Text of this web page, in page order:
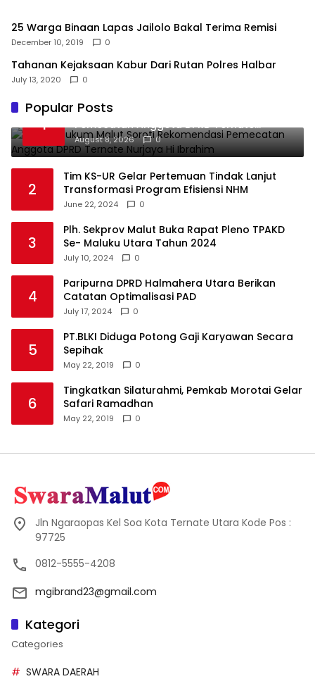
25 Warga Binaan Lapas Jailolo Bakal Terima Remisi
December 10, 2019 0
Tahanan Kejaksaan Kabur Dari Rutan Polres Halbar
July 13, 2020 0
Popular Posts
1
Praktisi Hukum Malut Soroti Rekomendasi
Pemecatan Anggota DPRD Ternate
Nurjaya Hi Ibrahim
August 8, 2026 0
2
Tim KS-UR Gelar Pertemuan Tindak Lanjut
Transformasi Program Efisiensi NHM
June 22, 2024 0
3
Plh. Sekprov Malut Buka Rapat Pleno TPAKD
Se- Maluku Utara Tahun 2024
July 10, 2024 0
4
Paripurna DPRD Halmahera Utara Berikan
Catatan Optimalisasi PAD
July 17, 2024 0
5
PT.BLKI Diduga Potong Gaji Karyawan Secara
Sepihak
May 22, 2019 0
6
Tingkatkan Silaturahmi, Pemkab Morotai Gelar
Safari Ramadhan
May 22, 2019 0
Jln Ngaraopas Kel Soa Kota Ternate Utara Kode Pos :
97725
0812-5555-4208
mgibrand23@gmail.com
Kategori
Categories
SWARA DAERAH